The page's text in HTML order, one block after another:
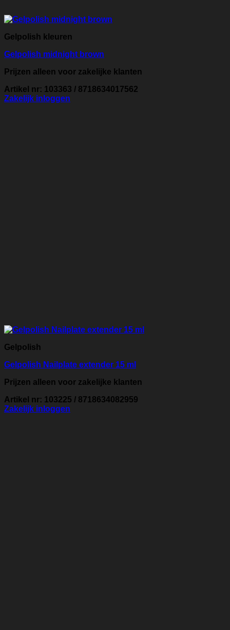
Gelpolish kleuren
Gelpolish midnight brown
Prijzen alleen voor zakelijke klanten
Artikel nr: 103363 / 8718634017562
Zakelijk inloggen
Gelpolish
Gelpolish Nailplate extender 15 ml
Prijzen alleen voor zakelijke klanten
Artikel nr: 103225 / 8718634082959
Zakelijk inloggen